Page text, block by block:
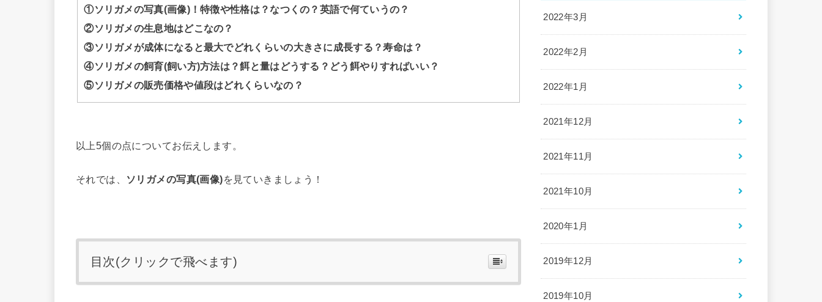
①ソリガメの写真(画像)！特徴や性格は？なつくの？英語で何ていうの？
②ソリガメの生息地はどこなの？
③ソリガメが成体になると最大でどれくらいの大きさに成長する？寿命は？
④ソリガメの飼育(飼い方)方法は？餌と量はどうする？どう餌やりすればいい？
⑤ソリガメの販売価格や値段はどれくらいなの？
以上5個の点についてお伝えします。
それでは、 ソリガメの写真(画像)を見ていきましょう！
目次(クリックで飛べます)
2022年3月
2022年2月
2022年1月
2021年12月
2021年11月
2021年10月
2020年1月
2019年12月
2019年10月